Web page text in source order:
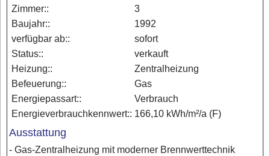
Zimmer::
3
Baujahr::
1992
verfügbar ab::
sofort
Status::
verkauft
Heizung::
Zentralheizung
Befeuerung::
Gas
Energiepassart::
Verbrauch
Energieverbrauchkennwert:: 166,10 kWh/m²/a (F)
Ausstattung
- Gas-Zentralheizung mit moderner Brennwerttechnik